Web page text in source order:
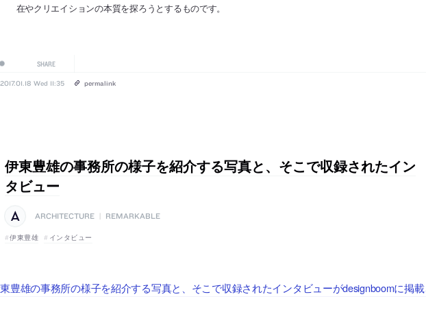
在やクリエイションの本質を探ろうとするものです。
SHARE
2017.01.18 Wed 11:35 permalink
伊東豊雄の事務所の様子を紹介する写真と、そこで収録されたイン
タビュー
ARCHITECTURE REMARKABLE
伊東豊雄 インタビュー
豊雄の事務所の様子を紹介する写真と、そこで収録されたインタビューがdesignboomに掲